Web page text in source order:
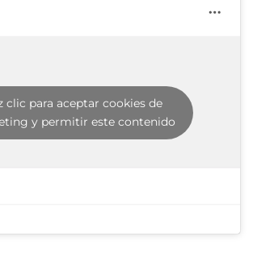
clic para aceptar cookies de
y permitir este contenido